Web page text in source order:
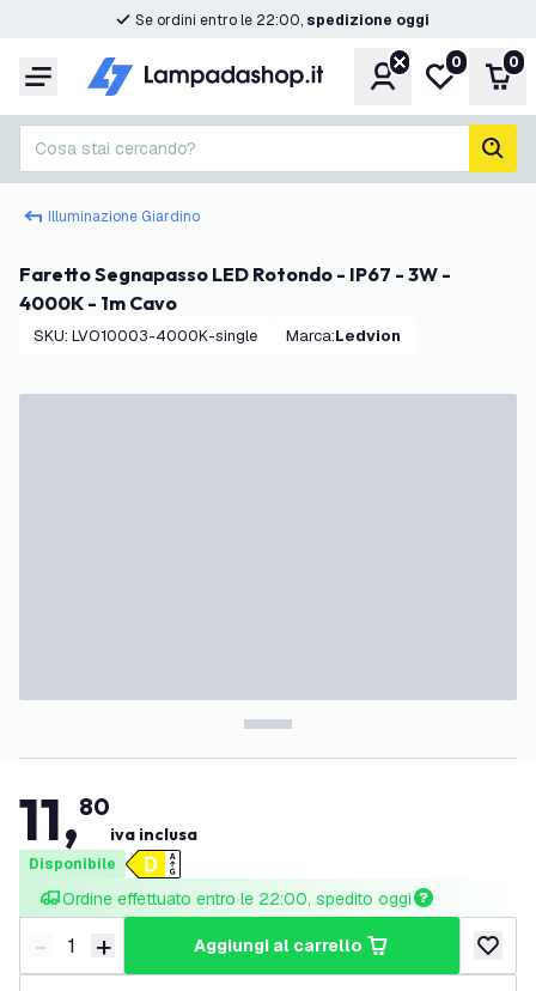
Se ordini entro le 22:00, spedizione oggi
Menu Account
Lista
0 0
Cosa stai cercando?
Illuminazione Giardino
Faretto Segnapasso LED Rotondo - IP67 - 3W -
4000K - 1m Cavo
SKU: LVO10003-4000K-single Marca: Ledvion
11,80
iva inclusa
Disponibile
Ordine effettuato entro le 22:00, spedito oggi
Riduci quantità
- Aumenta quantità
+ aggiungi al carrello